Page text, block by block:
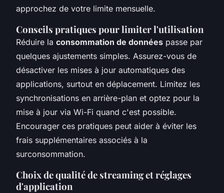
approchez de votre limite mensuelle.
Conseils pratiques pour limiter l'utilisation
Réduire la consommation de données passe par
quelques ajustements simples. Assurez-vous de
désactiver les mises à jour automatiques des
applications, surtout en déplacement. Limitez les
synchronisations en arrière-plan et optez pour la
mise à jour via Wi-Fi quand c'est possible.
Encourager ces pratiques peut aider à éviter les
frais supplémentaires associés à la
surconsommation.
Choix de qualité de streaming et réglages
d'application